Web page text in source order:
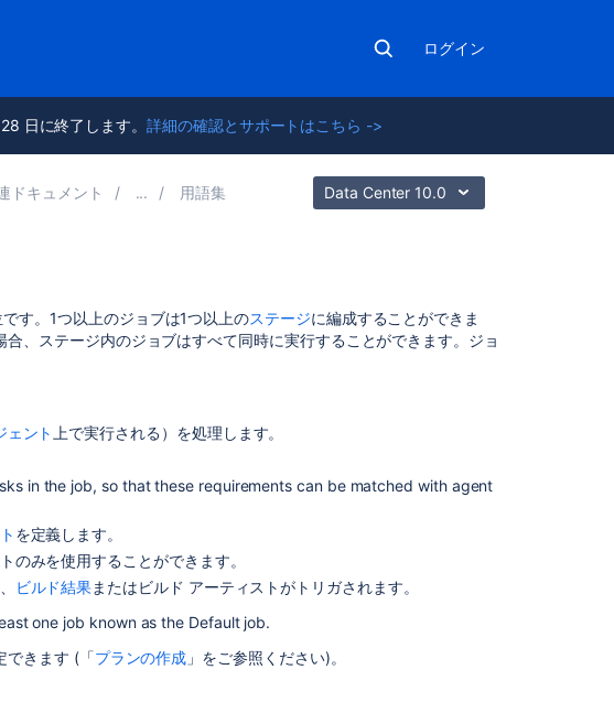
ログイン
日に終了します。詳細の確認とサポートはこちら ->
ドキュメント 用語集 Data Center 10.0
す。1つ以上のジョブは1つ以上のステージに編成することができま
、ステージ内のジョブはすべて同時に実行することができます。ジョ
ェント 上で実行される）を処理します。
in the job, so that these requirements can be matched with agent
を定義します。
のみを使用することができます。
ビルド結果またはビルド アーティストがトリガされます。
one job known as the Default job.
できます (「プランの作成 」をご参照ください)。